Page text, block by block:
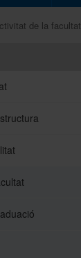
de la facultat